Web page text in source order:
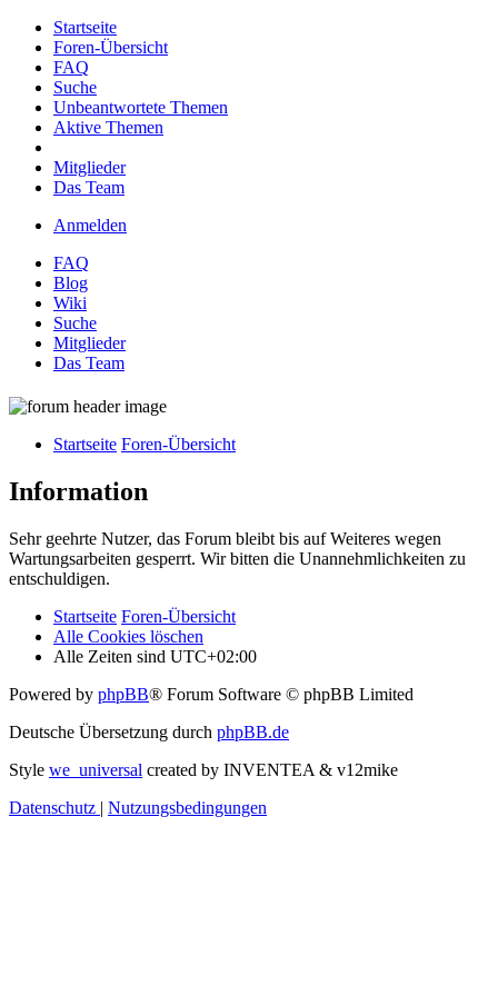
Startseite
Foren-Übersicht
FAQ
Suche
Unbeantwortete Themen
Aktive Themen
Mitglieder
Das Team
Anmelden
FAQ
Blog
Wiki
Suche
Mitglieder
Das Team
Startseite Foren-Übersicht
Information
Sehr geehrte Nutzer, das Forum bleibt bis auf Weiteres wegen
Wartungsarbeiten gesperrt. Wir bitten die Unannehmlichkeiten zu
entschuldigen.
Startseite Foren-Übersicht
Alle Cookies löschen
Alle Zeiten sind UTC+02:00
Powered by phpBB® Forum Software © phpBB Limited
Deutsche Übersetzung durch phpBB.de
Style we_universal created by INVENTEA & v12mike
Datenschutz | Nutzungsbedingungen